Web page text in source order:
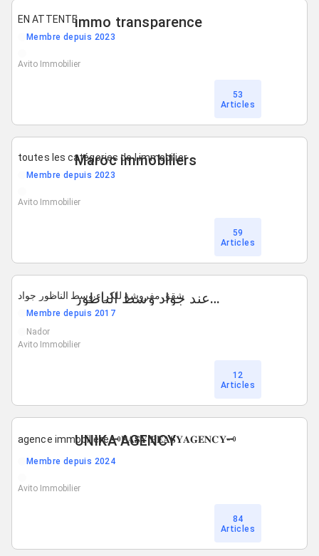
immo transparence
EN ATTENTE
Membre depuis 2023
Avito Immobilier
53
Articles
Maroc immobiliers
toutes les catégories de l immobilier
Membre depuis 2023
Avito Immobilier
59
Articles
شقق مفروشة للكراء عند جواد وسط الناظور شقق مفروشة للكراء وسط الناظور جواد
Membre depuis 2017
Nador
Avito Immobilier
12
Articles
UNIKA AGENCY
agence immobilière 🗝️𝐄𝐀𝐒𝐘 𝐏𝐄𝐀𝐒𝐘𝐀𝐆𝐄𝐍𝐂𝐘🗝️
Membre depuis 2024
Avito Immobilier
84
Articles